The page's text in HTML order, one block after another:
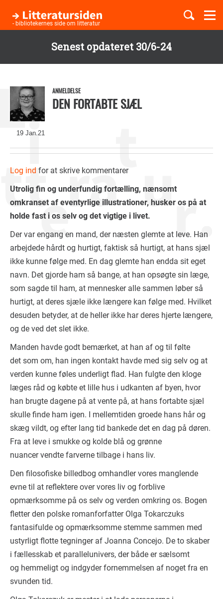
Senest opdateret 30/6-24
hovedindhold
- bibliotekernes side om litteratur
Børnebøger
19 Jan.21
ANMELDELSE
DEN FORTABTE SJÆL
Log ind for at skrive kommentarer
Utrolig fin og underfundig fortælling, nænsomt
omkranset af eventyrlige illustrationer, husker os på at
holde fast i os selv og det vigtige i livet.
Der var engang en mand, der næsten glemte at leve. Han
arbejdede hårdt og hurtigt, faktisk så hurtigt, at hans sjæl
ikke kunne følge med. En dag glemte han endda sit eget
navn. Det gjorde ham så bange, at han opsøgte sin læge,
som sagde til ham, at mennesker alle sammen løber så
hurtigt, at deres sjæle ikke længere kan følge med. Hvilket
desuden betyder, at de heller ikke har deres hjerte længere,
og de ved det slet ikke.
Manden havde godt bemærket, at han af og til følte
det som om, han ingen kontakt havde med sig selv og at
verden kunne føles underligt flad. Han fulgte den kloge
læges råd og købte et lille hus i udkanten af byen, hvor
han brugte dagene på at vente på, at hans fortabte sjæl
skulle finde ham igen. I mellemtiden groede hans hår og
skæg vildt, og efter lang tid bankede det en dag på døren.
Fra at leve i smukke og kolde blå og grønne
nuancer vendte farverne tilbage i hans liv.
Den filosofiske billedbog omhandler vores manglende
evne til at reflektere over vores liv og forblive
opmærksomme på os selv og verden omkring os. Bogen
fletter den polske romanforfatter Olga Tokarczuks
fantasifulde og opmærksomme stemme sammen med
ustyrligt flotte tegninger af Joanna Concejo. De to skaber
i fællesskab et parallelunivers, der både er sælsomt
og hemmeligt og indgyder fornemmelsen af noget fra en
svunden tid.